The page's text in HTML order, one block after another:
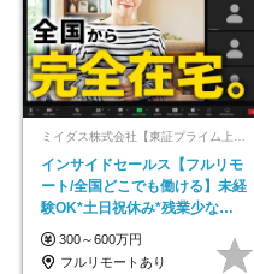
ミイダス株式会社【東証プライム上場パーソルグループ】
インサイドセールス【フルリモ
ート/全国どこでも働ける】未経
験OK*土日祝休み*残業少なめ*
在宅勤務手当あり
300～600万円
フルリモートあり